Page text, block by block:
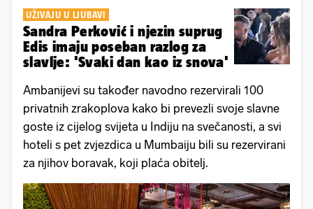
UŽIVAJU U LJUBAVI
Sandra Perković i njezin suprug
Edis imaju poseban razlog za
slavlje: 'Svaki dan kao iz snova'
Ambanijevi su također navodno rezervirali 100
privatnih zrakoplova kako bi prevezli svoje slavne
goste iz cijelog svijeta u Indiju na svečanosti, a svi
hoteli s pet zvjezdica u Mumbaiju bili su rezervirani
za njihov boravak, koji plaća obitelj.